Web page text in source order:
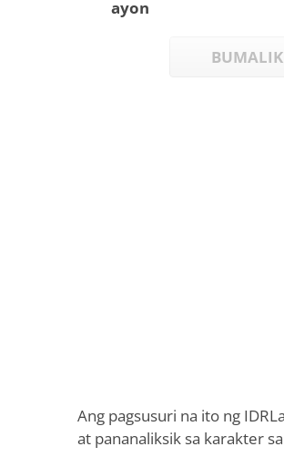
ayon
BUMALIK
Ang pagsusuri na ito ng
at pananaliksik sa karakter